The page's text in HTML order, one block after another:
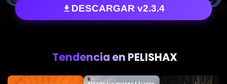
DESCARGAR v2.3.4
Tendencia en PELISHAX